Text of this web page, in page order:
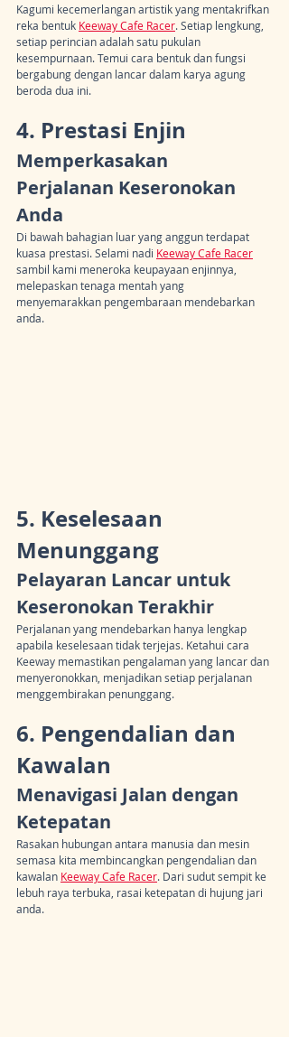
Kagumi kecemerlangan artistik yang mentakrifkan
reka bentuk Keeway Cafe Racer. Setiap lengkung,
setiap perincian adalah satu pukulan
kesempurnaan. Temui cara bentuk dan fungsi
bergabung dengan lancar dalam karya agung
beroda dua ini.
4. Prestasi Enjin
Memperkasakan
Perjalanan Keseronokan
Anda
Di bawah bahagian luar yang anggun terdapat
kuasa prestasi. Selami nadi Keeway Cafe Racer
sambil kami meneroka keupayaan enjinnya,
melepaskan tenaga mentah yang
menyemarakkan pengembaraan mendebarkan
anda.
5. Keselesaan
Menunggang
Pelayaran Lancar untuk
Keseronokan Terakhir
Perjalanan yang mendebarkan hanya lengkap
apabila keselesaan tidak terjejas. Ketahui cara
Keeway memastikan pengalaman yang lancar dan
menyeronokkan, menjadikan setiap perjalanan
menggembirakan penunggang.
6. Pengendalian dan
Kawalan
Menavigasi Jalan dengan
Ketepatan
Rasakan hubungan antara manusia dan mesin
semasa kita membincangkan pengendalian dan
kawalan Keeway Cafe Racer. Dari sudut sempit ke
lebuh raya terbuka, rasai ketepatan di hujung jari
anda.